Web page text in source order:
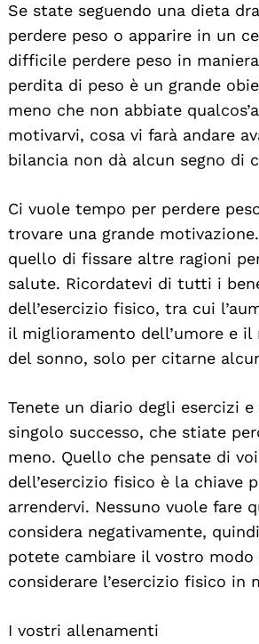
Se state seguendo una dieta
perdere peso o apparire in un
difficile perdere peso in
perdita di peso è un grande
meno che non abbiate
motivarvi, cosa vi farà andare
bilancia non dà alcun segno di
Ci vuole tempo per perdere
trovare una grande
quello di fissare altre ragioni
salute. Ricordatevi di tutti i
dell’esercizio fisico, tra cui
il miglioramento dell’umore e
del sonno, solo per citarne
Tenete un diario degli esercizi
singolo successo, che stiate
meno. Quello che pensate di
dell’esercizio fisico è la chiave
arrendervi. Nessuno vuole fare
considera negativamente,
potete cambiare il vostro modo
considerare l’esercizio fisico in
I vostri allenamenti